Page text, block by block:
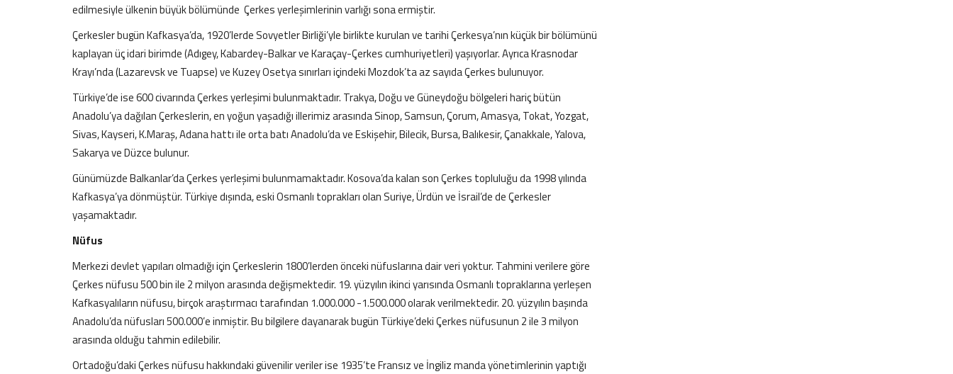
edilmesiyle ülkenin büyük bölümünde Çerkes yerleşimlerinin varlığı sona ermiştir.
Çerkesler bugün Kafkasya’da, 1920’lerde Sovyetler Birliği’yle birlikte kurulan ve tarihi Çerkesya’nın küçük bir bölümünü
kaplayan üç idari birimde (Adıgey, Kabardey-Balkar ve Karaçay-Çerkes cumhuriyetleri) yaşıyorlar. Ayrıca Krasnodar
Krayı’nda (Lazarevsk ve Tuapse) ve Kuzey Osetya sınırları içindeki Mozdok’ta az sayıda Çerkes bulunuyor.
Türkiye’de ise 600 civarında Çerkes yerleşimi bulunmaktadır. Trakya, Doğu ve Güneydoğu bölgeleri hariç bütün
Anadolu’ya dağılan Çerkeslerin, en yoğun yaşadığı illerimiz arasında Sinop, Samsun, Çorum, Amasya, Tokat, Yozgat,
Sivas, Kayseri, K.Maraş, Adana hattı ile orta batı Anadolu’da ve Eskişehir, Bilecik, Bursa, Balıkesir, Çanakkale, Yalova,
Sakarya ve Düzce bulunur.
Günümüzde Balkanlar’da Çerkes yerleşimi bulunmamaktadır. Kosova’da kalan son Çerkes topluluğu da 1998 yılında
Kafkasya’ya dönmüştür. Türkiye dışında, eski Osmanlı toprakları olan Suriye, Ürdün ve İsrail’de de Çerkesler
yaşamaktadır.
Nüfus
Merkezi devlet yapıları olmadığı için Çerkeslerin 1800’lerden önceki nüfuslarına dair veri yoktur. Tahmini verilere göre
Çerkes nüfusu 500 bin ile 2 milyon arasında değişmektedir. 19. yüzyılın ikinci yarısında Osmanlı topraklarına yerleşen
Kafkasyalıların nüfusu, birçok araştırmacı tarafından 1.000.000 -1.500.000 olarak verilmektedir. 20. yüzyılın başında
Anadolu’da nüfusları 500.000’e inmiştir. Bu bilgilere dayanarak bugün Türkiye’deki Çerkes nüfusunun 2 ile 3 milyon
arasında olduğu tahmin edilebilir.
Ortadoğu’daki Çerkes nüfusu hakkındaki güvenilir veriler ise 1935’te Fransız ve İngiliz manda yönetimlerinin yaptığı